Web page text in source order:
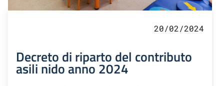
20/02/2024
Decreto di riparto del contributo
asili nido anno 2024